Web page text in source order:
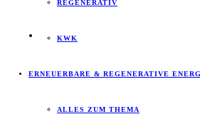
REGENERATIV
KWK
ERNEUERBARE & REGENERATIVE
ALLES ZUM THEMA